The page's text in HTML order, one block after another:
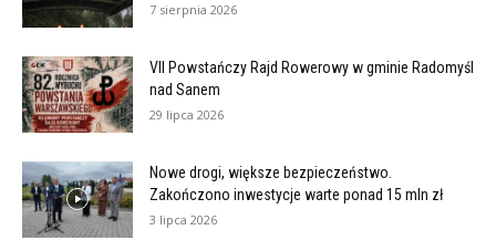
7 sierpnia 2026
VII Powstańczy Rajd Rowerowy w gminie Radomyśl
nad Sanem
29 lipca 2026
Nowe drogi, większe bezpieczeństwo.
Zakończono inwestycje warte ponad 15 mln zł
3 lipca 2026